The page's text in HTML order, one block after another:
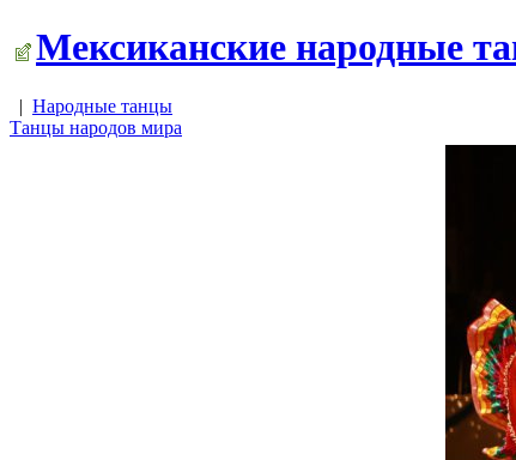
Мексиканские народные
| Народные танцы
Танцы народов мира